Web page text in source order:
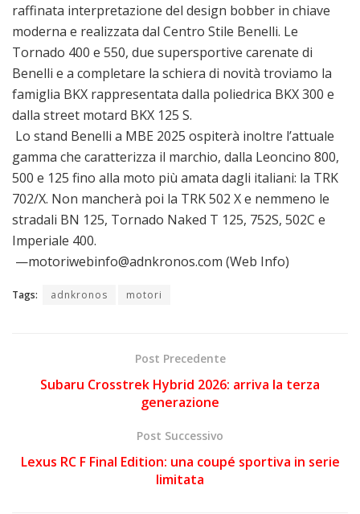
raffinata interpretazione del design bobber in chiave
moderna e realizzata dal Centro Stile Benelli. Le
Tornado 400 e 550, due supersportive carenate di
Benelli e a completare la schiera di novità troviamo la
famiglia BKX rappresentata dalla poliedrica BKX 300 e
dalla street motard BKX 125 S.
Lo stand Benelli a MBE 2025 ospiterà inoltre l’attuale
gamma che caratterizza il marchio, dalla Leoncino 800,
500 e 125 fino alla moto più amata dagli italiani: la TRK
702/X. Non mancherà poi la TRK 502 X e nemmeno le
stradali BN 125, Tornado Naked T 125, 752S, 502C e
Imperiale 400.
—motoriwebinfo@adnkronos.com (Web Info)
Tags: adnkronos motori
Post Precedente
Subaru Crosstrek Hybrid 2026: arriva la terza
generazione
Post Successivo
Lexus RC F Final Edition: una coupé sportiva in serie
limitata